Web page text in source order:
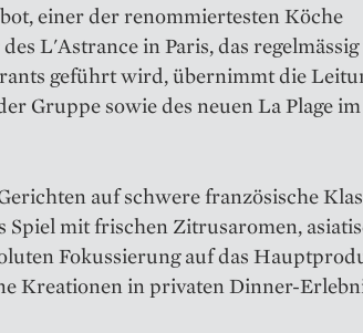
einer der renommiertesten Köche
L'Astrance in Paris, das
geführt wird, übernimmt die
Gruppe sowie des neuen La Plage
auf schwere französische
Spiel mit frischen Zitrusaromen,
Fokussierung auf das
Kreationen in privaten Dinner-